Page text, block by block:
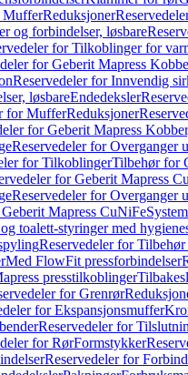
MufferReduksjoner
og forbindelser, løsbare
for Tilkoblinger for
for Geberit Mapress
Reservedeler for Innvendig
løsbareEndedeksler
for MufferReduksjoner
for Geberit Mapress
Reservedeler for Overganger
for TilkoblingerTilbehør for
for Geberit Mapress
Reservedeler for Overganger
Mapress CuNiFe
toalett-styringer med
Reservedeler for
Med FlowFit pressforbindelser
presstilkoblinger
for Grenrør
for Ekspansjonsmuffer
Reservedeler for
for RørFormstykker
Reservedeler for